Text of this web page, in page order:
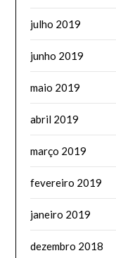
julho 2019
junho 2019
maio 2019
abril 2019
março 2019
fevereiro 2019
janeiro 2019
dezembro 2018